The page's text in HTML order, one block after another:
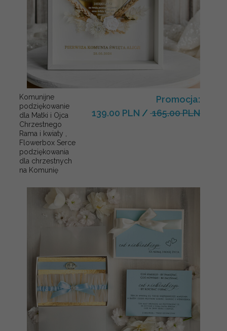
Komunijne
podziękowanie
dla Matki i Ojca
Chrzestnego
Rama i kwiaty ,
Flowerbox Serce
podziękowania
dla chrzestnych
na Komunię
Promocja:
139.00 PLN / 165.00 PLN